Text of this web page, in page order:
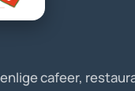
cafeer,